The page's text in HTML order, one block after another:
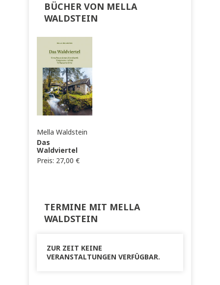
BÜCHER VON MELLA
WALDSTEIN
Mella Waldstein
Das
Waldviertel
Preis: 27,00€
TERMINE MIT MELLA
WALDSTEIN
ZUR ZEIT KEINE
VERANSTALTUNGEN VERFÜGBAR.